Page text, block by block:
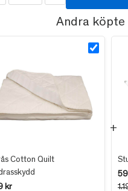
Andra köpte
Cotton Quilt
kr